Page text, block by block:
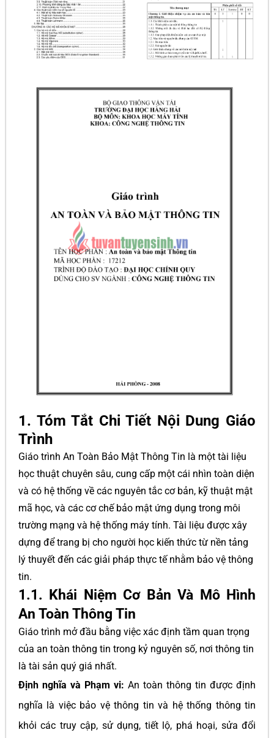
1. Tóm Tắt Chi Tiết Nội Dung Giáo
Trình
Giáo trình An Toàn Bảo Mật Thông Tin là một tài liệu
học thuật chuyên sâu, cung cấp một cái nhìn toàn diện
và có hệ thống về các nguyên tắc cơ bản, kỹ thuật mật
mã học, và các cơ chế bảo mật ứng dụng trong môi
trường mạng và hệ thống máy tính. Tài liệu được xây
dựng để trang bị cho người học kiến thức từ nền tảng
lý thuyết đến các giải pháp thực tế nhằm bảo vệ thông
tin.
1.1. Khái Niệm Cơ Bản Và Mô Hình
An Toàn Thông Tin
Giáo trình mở đầu bằng việc xác định tầm quan trọng
của an toàn thông tin trong kỷ nguyên số, nơi thông tin
là tài sản quý giá nhất.
Định nghĩa và Phạm vi: An toàn thông tin được định
nghĩa là việc bảo vệ thông tin và hệ thống thông tin
khỏi các truy cập, sử dụng, tiết lộ, phá hoại, sửa đổi